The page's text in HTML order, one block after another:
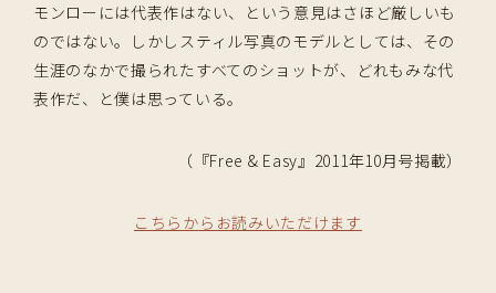
モンローには代表作はない、という意見はさほど厳しいも
のではない。しかしスティル写真のモデルとしては、その
生涯のなかで撮られたすべてのショットが、どれもみな代
表作だ、と僕は思っている。
（『Free & Easy』2011年10月号掲載）
こちらからお読みいただけます